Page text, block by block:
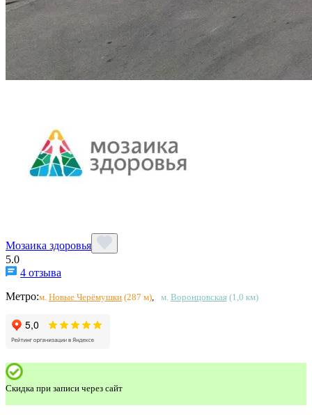
Мозаика здоровья
5.0
4 отзыва
Метро:м. Новые Черёмушки (287 м) м. Воронцовская(1,0 км)
Скидка при записи через сайт